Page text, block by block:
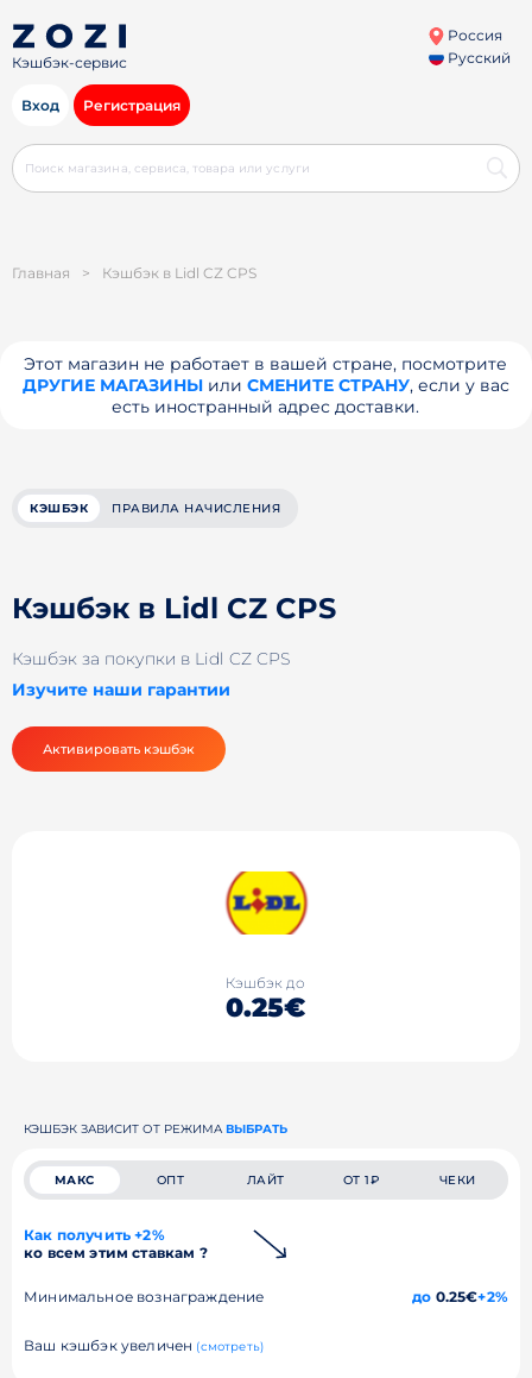
Кэшбэк-сервис
Россия
Русский
Вход Регистрация
Главная > Кэшбэк в Lidl CZ CPS
Этот магазин не работает в вашей стране, посмотрите
ДРУГИЕ МАГАЗИНЫили СМЕНИТЕ СТРАНУ, если у вас
есть иностранный адрес доставки.
КЭШБЭК ПРАВИЛА НАЧИСЛЕНИЯ
Кэшбэк в Lidl CZ CPS
Кэшбэк за покупки в Lidl CZ CPS
Изучите наши гарантии
Активировать кэшбэк
Кэшбэк до
0.25€
КЭШБЭК ЗАВИСИТ ОТ РЕЖИМА ВЫБРАТЬ
МАКС ОПТ ЛАЙТ ОТ 1₽ ЧЕКИ
Как получить +2%
ко всем этим ставкам ?
Минимальное вознаграждение до 0.25€+2%
Ваш кэшбэк увеличен (смотреть)